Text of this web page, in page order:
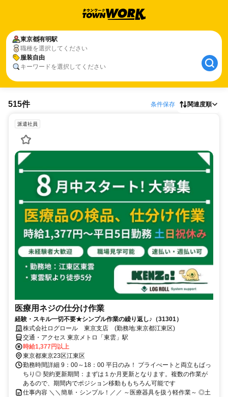
東京都有明駅
職種を選択してください
服装自由
キーワードを選択してください
515件 条件保存 関連度順
派遣社員
医療用ネジの仕分け作業
経験・スキル一切不要★シンプル作業の繰り返し♪（31301）
株式会社ログロール 東京支店 (勤務地:東京都江東区)
交通・アクセス 東京メトロ「東雲」駅
時給1,377円以上
東京都東京23区江東区
勤務時間詳細 9：00～18：00 平日のみ！ プライべートと両立もばっ
ちり◎ 契約更新期間：まずは１か月更新となります。複数の作業が
あるので、期間内でポジション移動ももちろん可能です
仕事内容 ＼＼簡単・シンプル！／／ ～医療器具を扱う軽作業～ ◎土